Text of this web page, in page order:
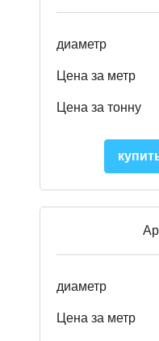
диаметр
Цена за метр
Цена за тонну
диаметр
Цена за метр